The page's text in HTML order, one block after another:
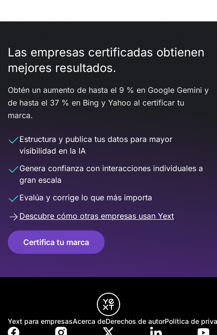
Las empresas certificadas obtienen
mejores resultados.
Obtén un aumento de hasta el 9 % en Google Gemini y
de hasta el 37 % en Bing y Yahoo al certificar tu
marca.
Estructura y publica tus datos para mayor
visibilidad en la IA
Genera confianza con interacciones individuales a
gran escala
Evalúa y corrige lo que más importa
Descubre cómo otras empresas usan Yext
Certifica tu marca
Yext para empresasAcerca deDerechos de autorPolítica de